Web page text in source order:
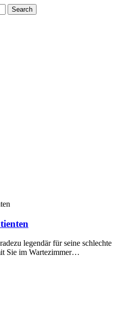
Search
legendär für seine schlechte
Sie im Wartezimmer…